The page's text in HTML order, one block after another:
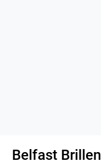
Belfast Brillen